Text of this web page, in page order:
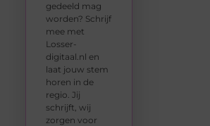
gedeeld mag
worden? Schrijf
mee met
Losser-
digitaal.nl en
laat jouw stem
horen in de
regio. Jij
schrijft, wij
zorgen voor